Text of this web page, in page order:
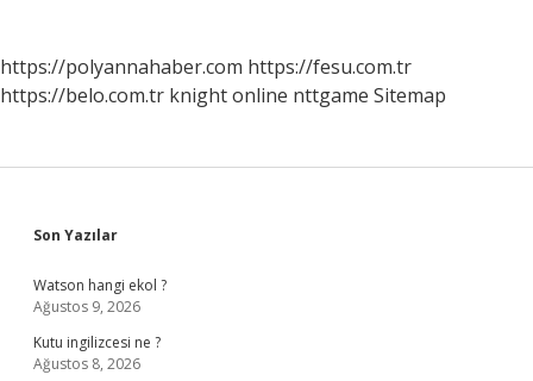
https://polyannahaber.com https://fesu.com.tr
https://belo.com.tr knight online nttgame Sitemap
Sidebar
Son Yazılar
Watson hangi ekol ?
Ağustos 9, 2026
Kutu ingilizcesi ne ?
Ağustos 8, 2026